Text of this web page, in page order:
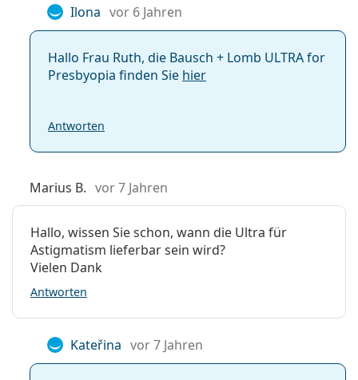
Was ist der Unterschied zwischen der 3er- und
der 6er-Packung von Bausch + Lomb Ultra?
Weitere Monatstlinsen
Air Optix Plus Hydraglyde
Lenjoy Monthly Comfort
SofLens 59
Weitere Artikel aus unserem Blog
Wie versteht man Werte auf dem
Kontaktlinsenrezept
Gewöhnung an Kontaktlinsen: Wie lange dauert es?
Wie man Kontaktlinsen pflegt
Kann man mit Kontaktlinsen duschen?
Ilona vor 6 Jahren
Hallo Frau Ruth, die Bausch + Lomb ULTRA for
Presbyopia finden Sie hier
Antworten
Marius B. vor 7 Jahren
Hallo, wissen Sie schon, wann die Ultra für
Astigmatism lieferbar sein wird?
Vielen Dank
Antworten
Kateřina vor 7 Jahren